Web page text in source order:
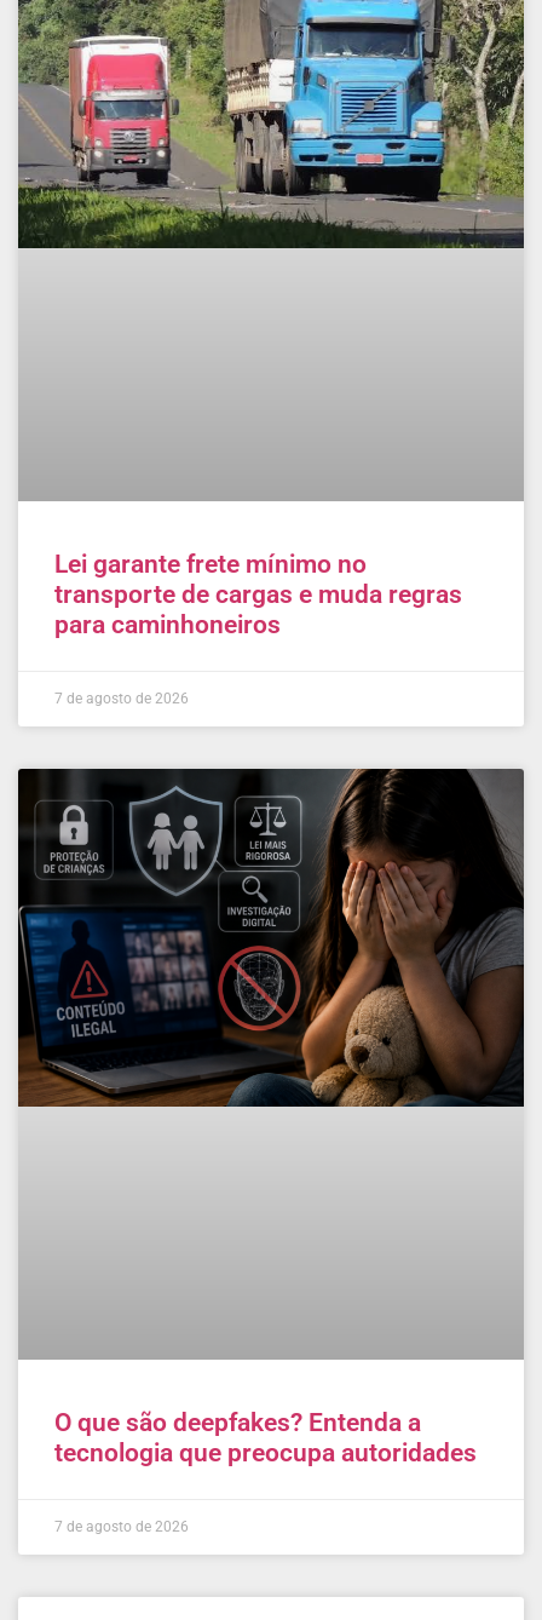
Lei garante frete mínimo no
transporte de cargas e muda regras
para caminhoneiros
7 de agosto de 2026
O que são deepfakes? Entenda a
tecnologia que preocupa autoridades
7 de agosto de 2026